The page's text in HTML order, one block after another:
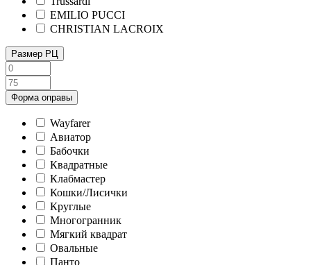
EMILIO PUCCI
CHRISTIAN LACROIX
Размер РЦ
Форма оправы
Wayfarer
Авиатор
Бабочки
Квадратные
Клабмастер
Кошки/Лисички
Круглые
Многогранник
Мягкий квадрат
Овальные
Панто